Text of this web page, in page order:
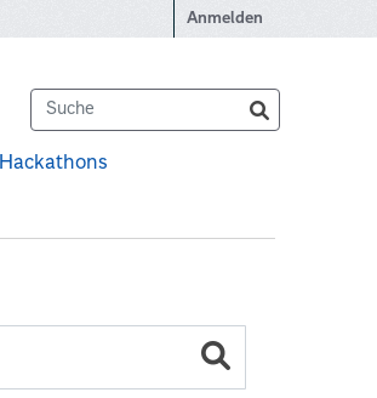
Anmelden
Hackathons